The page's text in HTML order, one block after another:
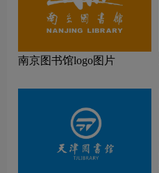
南京图书馆logo图片